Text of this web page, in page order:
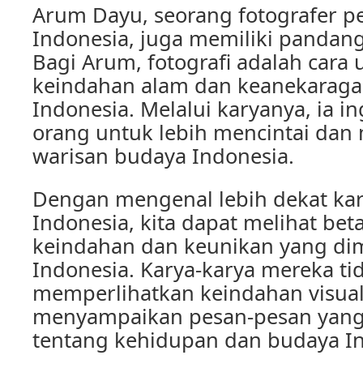
Arum Dayu, seorang fotografer
Indonesia, juga memiliki
Bagi Arum, fotografi adalah cara
keindahan alam dan
Indonesia. Melalui karyanya, ia
orang untuk lebih mencintai dan
warisan budaya Indonesia.
Dengan mengenal lebih dekat
Indonesia, kita dapat melihat
keindahan dan keunikan yang
Indonesia. Karya-karya mereka
memperlihatkan keindahan
menyampaikan pesan-pesan
tentang kehidupan dan budaya